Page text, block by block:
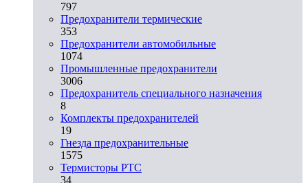
797
Предохранители термические
353
Предохранители автомобильные
1074
Промышленные предохранители
3006
Предохранитель специального назначения
8
Комплекты предохранителей
19
Гнезда предохранительные
1575
Термисторы PTC
34